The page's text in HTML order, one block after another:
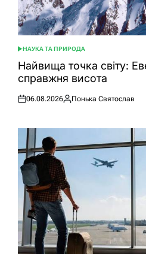
ОПУБЛІКУВАТИ
У
НАУКА ТА ПРИРОДА
Найвища точка світу:
справжня висота
Оприлюднено
06.08.2026
Опубліковано
Понька Святослав